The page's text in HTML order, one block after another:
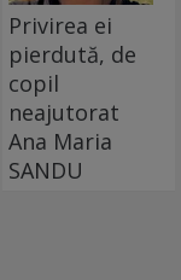
Privirea ei
pierdută, de
copil
neajutorat
Ana Maria
SANDU